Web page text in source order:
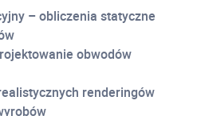
– obliczenia statyczne
obwodów
renderingów